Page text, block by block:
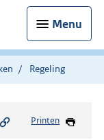
Menu
Regeling
Printen